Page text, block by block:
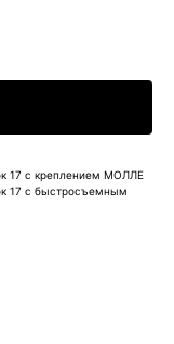
17 с креплением МОЛЛЕ
17 с быстросъемным